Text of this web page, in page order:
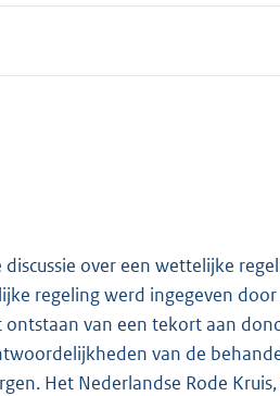
over een wettelijke
regeling werd ingegeven door
van een tekort aan
van de
Het Nederlandse Rode